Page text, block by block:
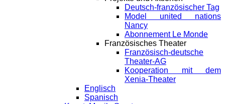
Deutsch-französischer Tag
Model united nations
Nancy
Abonnement Le Monde
Französisches Theater
Französisch-deutsche
Theater-AG
Kooperation mit dem
Xenia-Theater
Englisch
Spanisch